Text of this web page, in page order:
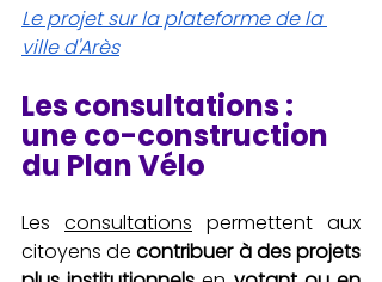
Le projet sur la plateforme de la
ville d'Arès
Les consultations :
une co-construction
du Plan Vélo
Les consultations permettent aux
citoyens de contribuer à des projets